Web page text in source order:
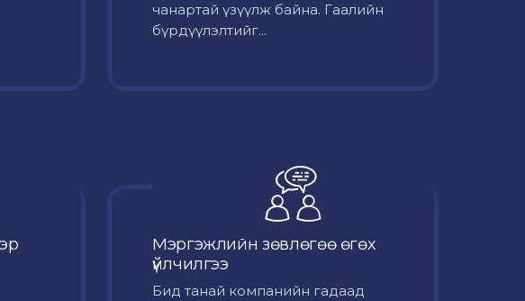
чанартай үзүүлж байна. Гаалийн
бүрдүүлэлтийг...
Мэргэжлийн зөвлөгөө өгөх
үйлчилгээ
Бид танай компанийн гадаад